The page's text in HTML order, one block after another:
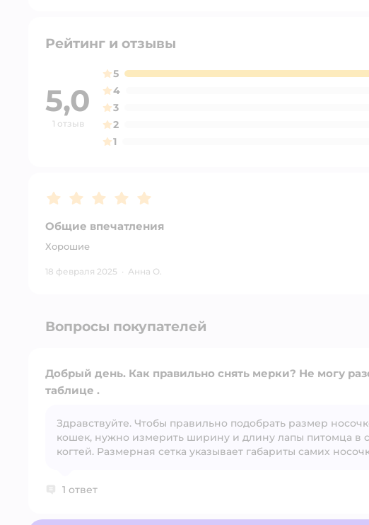
Рейтинг и отзывы
5,0
1 отзыв
5
4
3
2
1
Рейтинг:5
Общие впечатления
Хорошие
18 февраля 2025 · Анна О.
Вопросы покупателей
Добрый день. Как правильно снять мерки? Не могу разобраться в размерной
таблице .
Здравствуйте. Чтобы правильно подобрать размер
кошек, нужно измерить ширину и длину лапы питомца в
когтей. Размерная сетка указывает габариты самих
1 ответ